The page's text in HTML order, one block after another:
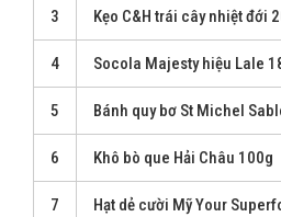
3 Kẹo C&H trái cây nhiệt đới
4 Socola Majesty hiệu Lale
5 Bánh quy bơ St Michel
6 Khô bò que Hải Châu 100g
7 Hạt dẻ cười Mỹ Your